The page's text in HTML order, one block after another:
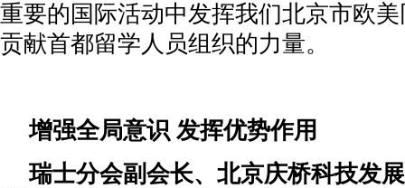
重要的国际活动中发挥我们北京市欧
贡献首都留学人员组织的力量。
增强全局意识 发挥优势作用
瑞士分会副会长、北京庆桥科技发